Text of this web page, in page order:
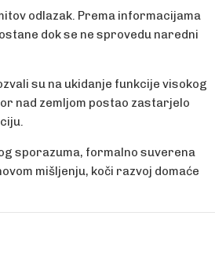
odlazak. Prema informacijama
dok se ne sprovedu naredni
su na ukidanje funkcije visokog
nad zemljom postao zastarjelo
sporazuma, formalno suverena
mišljenju, koči razvoj domaće